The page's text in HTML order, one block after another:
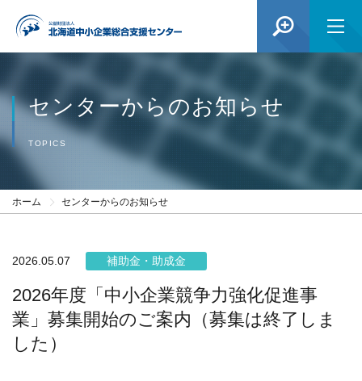
センターからのお知らせ
TOPICS
ホーム センターからのお知らせ
2026.05.07 補助金・助成金
2026年度「中小企業競争力強化促進事
業」募集開始のご案内（募集は終了しま
した）